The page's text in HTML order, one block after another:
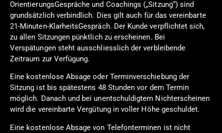
OrientierungsGespräche und Coachings („Sitzung“) sind
grundsätzlich verbindlich. Dies gilt auch für das vereinbarte
21-Minuten-KlarheitsGespräch. Der Kunde verpflichtet sich,
zu allen Sitzungen pünktlich zu erscheinen. Bei
Verspätungen steht ausschliesslich der verbleibende
Zeitraum zur Verfügung.
Eine kostenlose Absage oder Terminverschiebung der
Sitzung ist bis spätestens 48 Stunden vor dem Termin
möglich. Danach und bei unentschuldigtem Nichterscheinen
wird die vereinbarte Vergütung in voller Höhe geschuldet.
Eine kostenlose Absage von Telefonterminen ist nicht